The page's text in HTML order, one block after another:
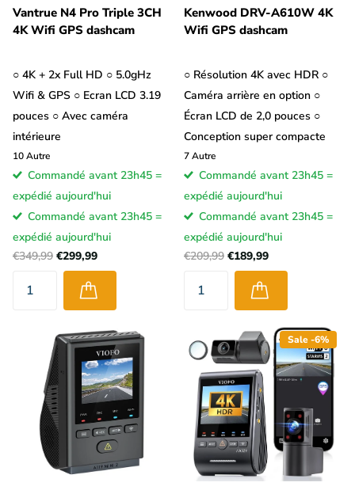
Vantrue N4 Pro Triple 3CH
4K Wifi GPS dashcam
○ 4K + 2x Full HD ○ 5.0gHz
Wifi & GPS ○ Ecran LCD 3.19
pouces ○ Avec caméra
intérieure
10Autre
Commandé avant 23h45 =
expédié aujourd'hui
Commandé avant 23h45 =
expédié aujourd'hui
€349,99 €299,99
Kenwood DRV-A610W 4K
Wifi GPS dashcam
○ Résolution 4K avec HDR ○
Caméra arrière en option ○
Écran LCD de 2,0 pouces ○
Conception super compacte
7Autre
Commandé avant 23h45 =
expédié aujourd'hui
Commandé avant 23h45 =
expédié aujourd'hui
€209,99 €189,99
Sale -6%